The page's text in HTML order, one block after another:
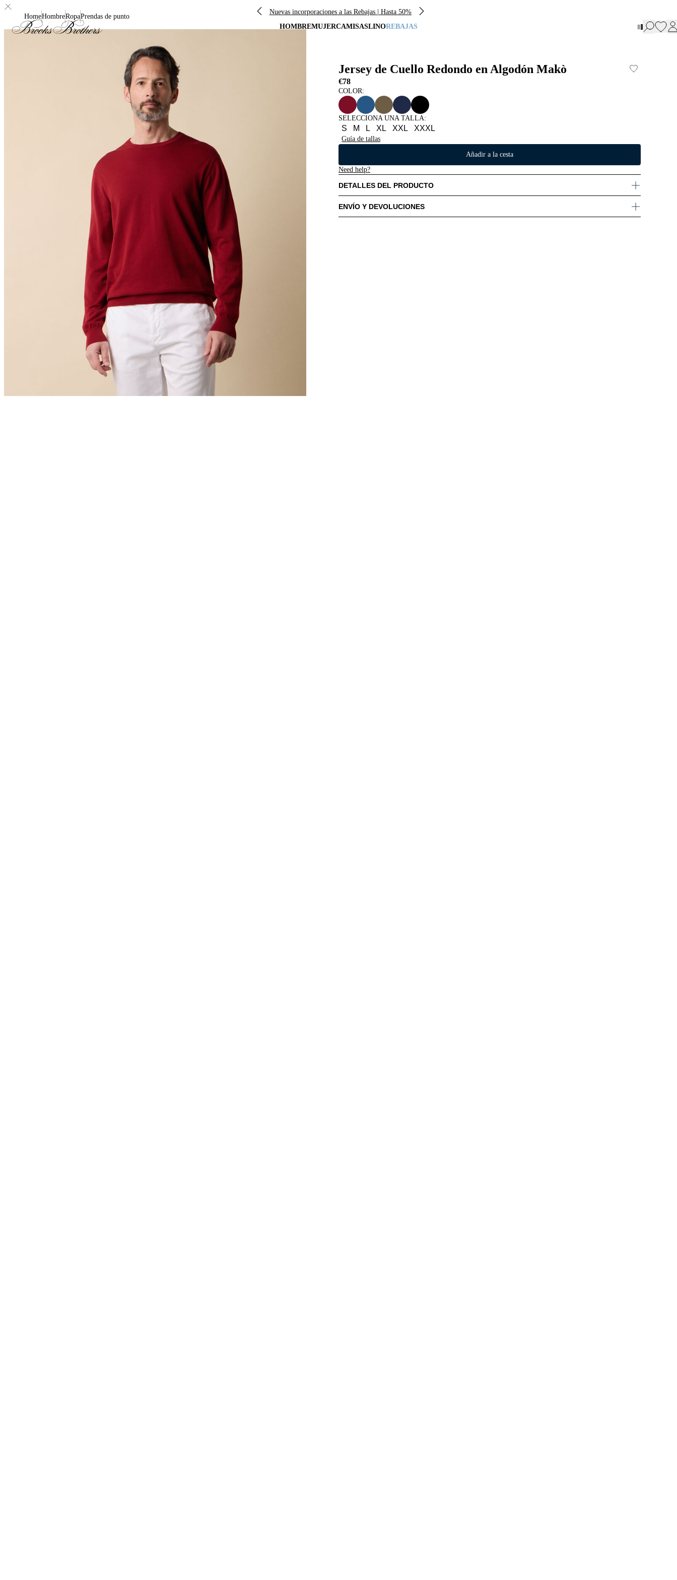
Nuevas incorporaciones a las Rebajas | Hasta 50%
HOMBREMUJERCAMISASLINOREBAJAS
HomeHombreRopaPrendas de punto
Jersey de Cuello Redondo en Algodón Makò
€78
COLOR:
SELECCIONA UNA TALLA:
S M L XL XXL XXXL
Guía de tallas
Añadir a la cesta
Need help?
DETALLES DEL PRODUCTO
ENVÍO Y DEVOLUCIONES